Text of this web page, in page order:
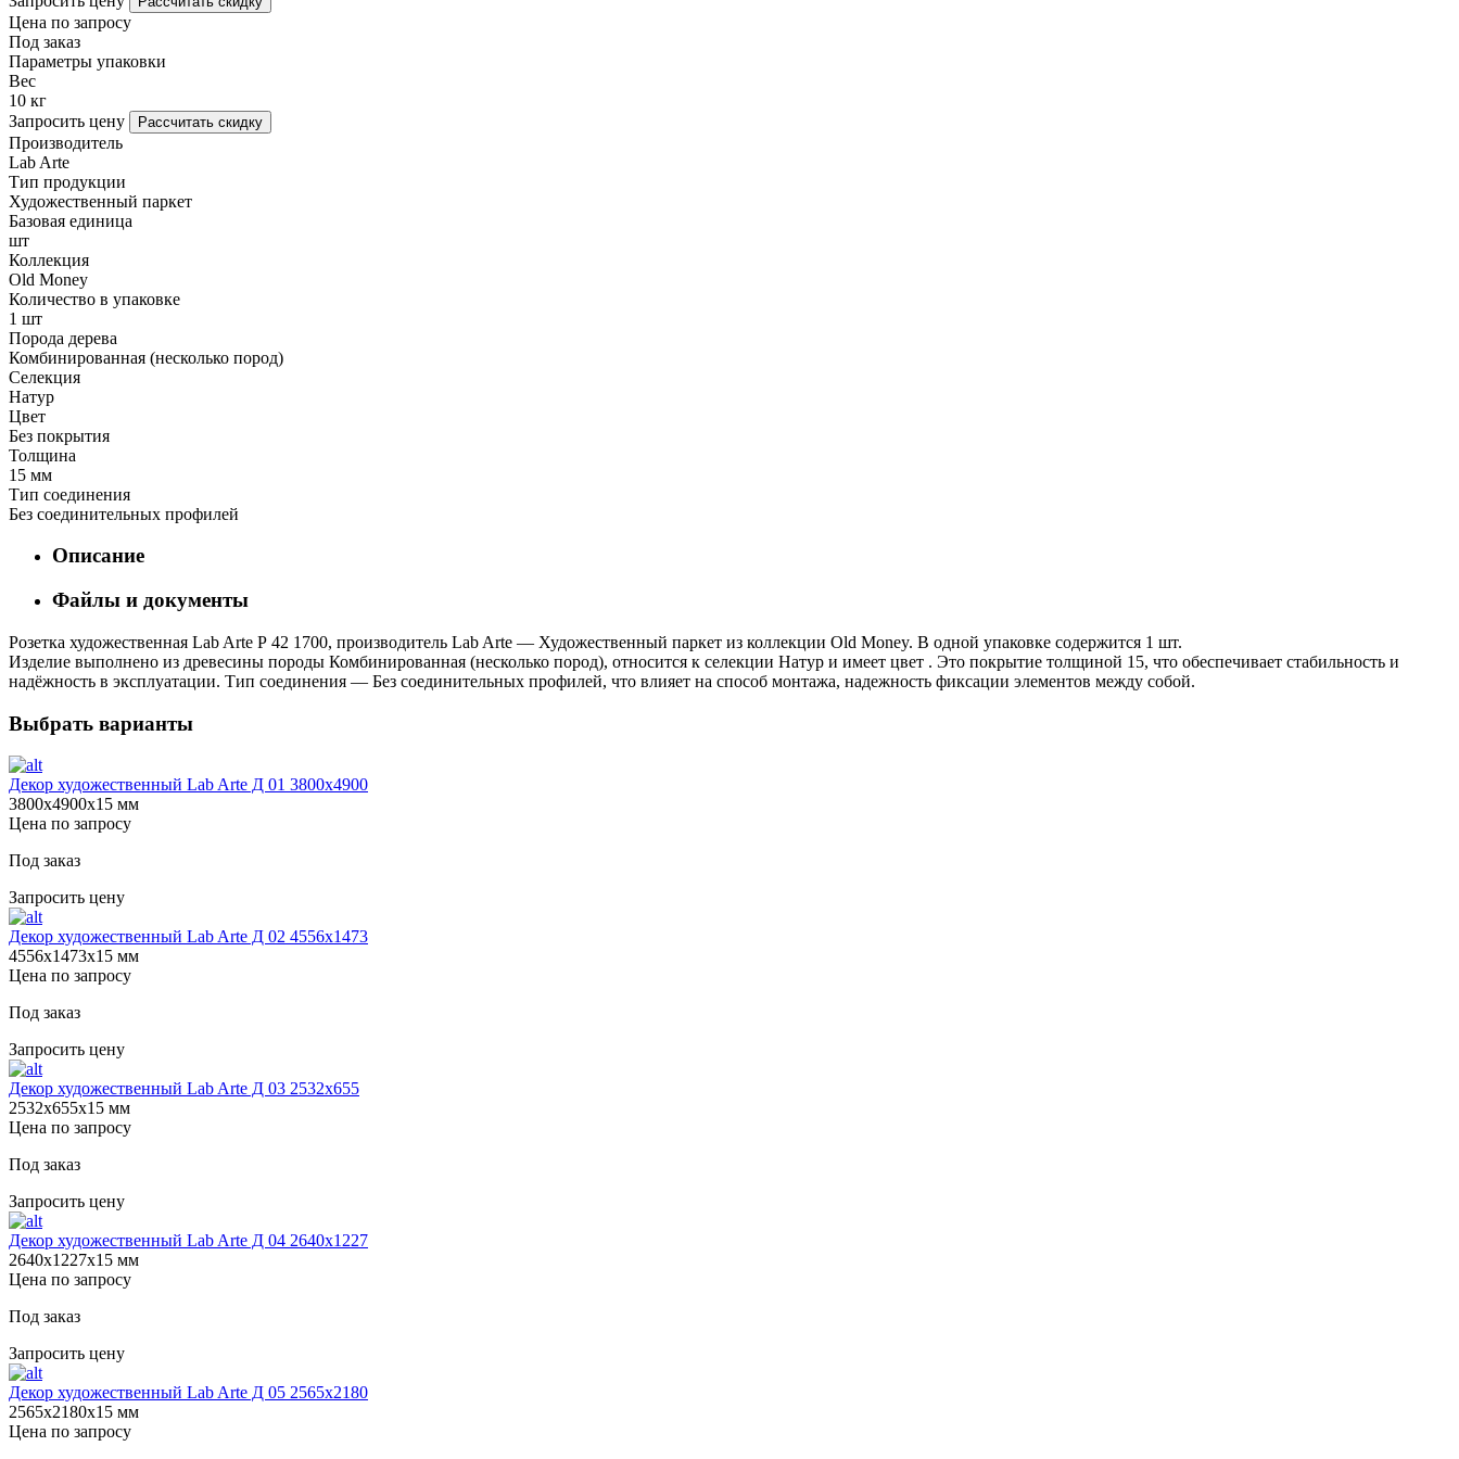
Цена по запросу
Под заказ
Параметры упаковки
Вес
10 кг
Запросить цену
Рассчитать скидку
Производитель
Lab Arte
Тип продукции
Художественный паркет
Базовая единица
шт
Коллекция
Old Money
Количество в упаковке
1 шт
Порода дерева
Комбинированная (несколько пород)
Селекция
Натур
Цвет
Без покрытия
Толщина
15 мм
Тип соединения
Без соединительных профилей
Описание
Файлы и документы
Розетка художественная Lab Arte Р 42 1700, производитель Lab Arte — Художественный паркет из коллекции Old Money. В одной упаковке содержится 1 шт.
Изделие выполнено из древесины породы Комбинированная (несколько пород), относится к селекции Натур и имеет цвет . Это покрытие толщиной 15, что обеспечивает стабильность и
надёжность в эксплуатации. Тип соединения — Без соединительных профилей, что влияет на способ монтажа, надежность фиксации элементов между собой.
Выбрать варианты
Декор художественный Lab Arte Д 01 3800х4900
3800х4900х15 мм
Цена по запросу
Под заказ
Запросить цену
Декор художественный Lab Arte Д 02 4556x1473
4556х1473х15 мм
Цена по запросу
Под заказ
Запросить цену
Декор художественный Lab Arte Д 03 2532x655
2532х655х15 мм
Цена по запросу
Под заказ
Запросить цену
Декор художественный Lab Arte Д 04 2640х1227
2640х1227х15 мм
Цена по запросу
Под заказ
Запросить цену
Декор художественный Lab Arte Д 05 2565х2180
2565х2180х15 мм
Цена по запросу